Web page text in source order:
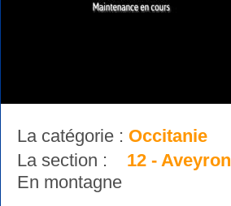
La catégorie : Occitanie
La section : 12 - Aveyron
En montagne